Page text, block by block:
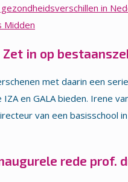
in
Midden
in op
met daarin een
IZA en GALA bieden.
van een
rede prof.